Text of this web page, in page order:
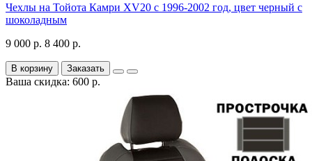
Чехлы на Тойота Камри XV20 с 1996-2002 год, цвет черный с
шоколадным
9 000 р. 8 400 р.
В корзину Заказать
Ваша скидка: 600 р.